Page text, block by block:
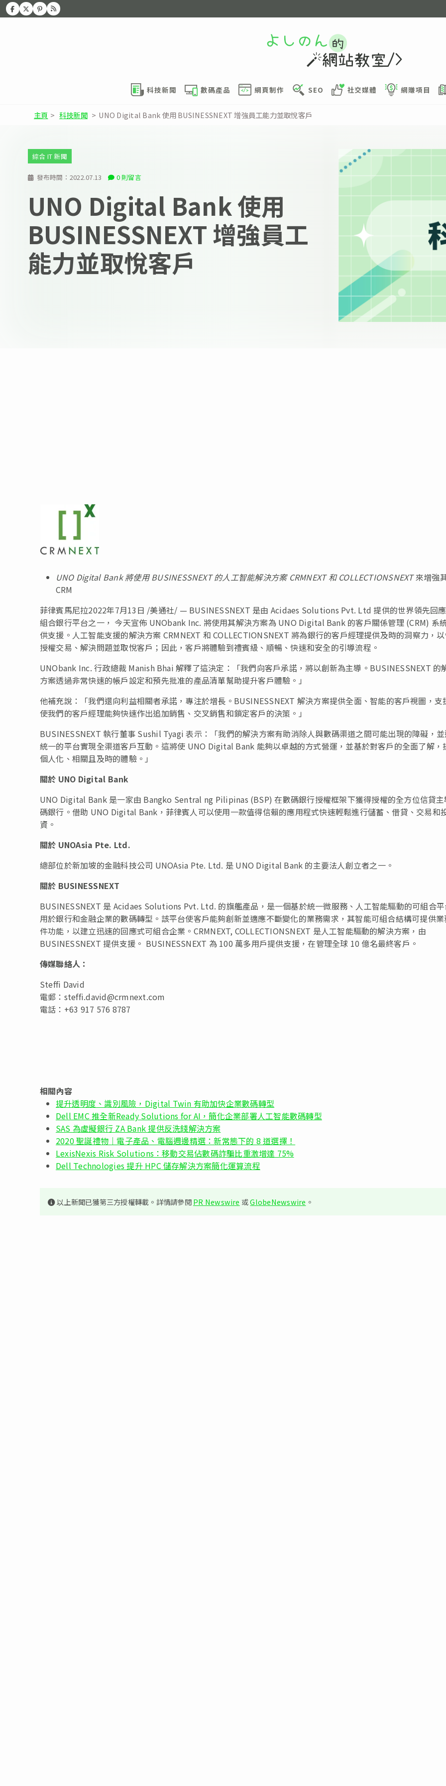
科技新聞 數碼產品 網頁制作 SEO 社交媒體 網賺項目
主頁 > 科技新聞 > UNO Digital Bank 使用 BUSINESSNEXT 增強員工能力並取悅客戶
發布時間： 2022.07.13 0 則留言
綜合 IT 新聞
UNO Digital Bank 使用
BUSINESSNEXT 增強員工
能力並取悅客戶
UNO Digital Bank將使用BUSINESSNEXT的人工智能解決方案CRMNEXT和COLLECTIONSNEXT來增強
CRM
菲律賓馬尼拉2022年7月13日 /美通社/ — BUSINESSNEXT 是由 Acidaes Solutions Pvt. Ltd 提供的世界領先回
組合銀行平台之一， 今天宣佈 UNObank Inc. 將使用其解決方案為 UNO Digital Bank 的客戶關係管理 (CRM) 系
供支援。人工智能支援的解決方案 CRMNEXT 和 COLLECTIONSNEXT 將為銀行的客戶經理提供及時的洞察力，
授權交易、解決問題並取悅客戶；因此，客戶將體驗到禮賓級、順暢、快速和安全的引導流程。
UNObank Inc. 行政總裁 Manish Bhai 解釋了這決定：「我們向客戶承諾，將以創新為主導。BUSINESSNEXT 的
方案透過非常快速的帳戶設定和預先批准的產品清單幫助提升客戶體驗。」
他補充說：「我們還向利益相關者承諾，專注於增長。BUSINESSNEXT 解決方案提供全面、智能的客戶視圖，支
使我們的客戶經理能夠快速作出追加銷售、交叉銷售和鎖定客戶的決策。」
BUSINESSNEXT 執行董事 Sushil Tyagi 表示：「我們的解決方案有助消除人與數碼渠道之間可能出現的障礙，
統一的平台實現全渠道客戶互動。這將使 UNO Digital Bank 能夠以卓越的方式營運，並基於對客戶的全面了解，
個人化、相關且及時的體驗。」
關於 UNO Digital Bank
UNO Digital Bank 是一家由 Bangko Sentral ng Pilipinas (BSP) 在數碼銀行授權框架下獲得授權的全方位信貸主
碼銀行。借助 UNO Digital Bank，菲律賓人可以使用一款值得信賴的應用程式快速輕鬆進行儲蓄、借貸、交易和
資。
關於 UNOAsia Pte. Ltd.
總部位於新加坡的金融科技公司 UNOAsia Pte. Ltd. 是 UNO Digital Bank 的主要法人創立者之一。
關於 BUSINESSNEXT
BUSINESSNEXT 是 Acidaes Solutions Pvt. Ltd. 的旗艦產品，是一個基於統一微服務、人工智能驅動的可組合平
用於銀行和金融企業的數碼轉型。該平台使客戶能夠創新並適應不斷變化的業務需求，其智能可組合結構可提供
件功能，以建立迅速的回應式可組合企業。CRMNEXT, COLLECTIONSNEXT 是人工智能驅動的解決方案，由
BUSINESSNEXT 提供支援。 BUSINESSNEXT 為 100 萬多用戶提供支援，在管理全球 10 億名最終客戶。
傳媒聯絡人：
Steffi David
電郵： steffi.david@crmnext.com
電話：+63 917 576 8787
相關內容
提升透明度、識別風險，Digital Twin 有助加快企業數碼轉型
Dell EMC 推全新Ready Solutions for AI，簡化企業部署人工智能數碼轉型
SAS 為虛擬銀行 ZA Bank 提供反洗錢解決方案
2020 聖誕禮物｜電子產品、電腦週邊精選：新常態下的 8 道選擇！
LexisNexis Risk Solutions：移動交易佔數碼詐騙比重激增達 75%
Dell Technologies 提升 HPC 儲存解決方案簡化運算流程
以上新聞已獲第三方授權轉載。詳情請參閱PR Newswire 或GlobeNewswire 。